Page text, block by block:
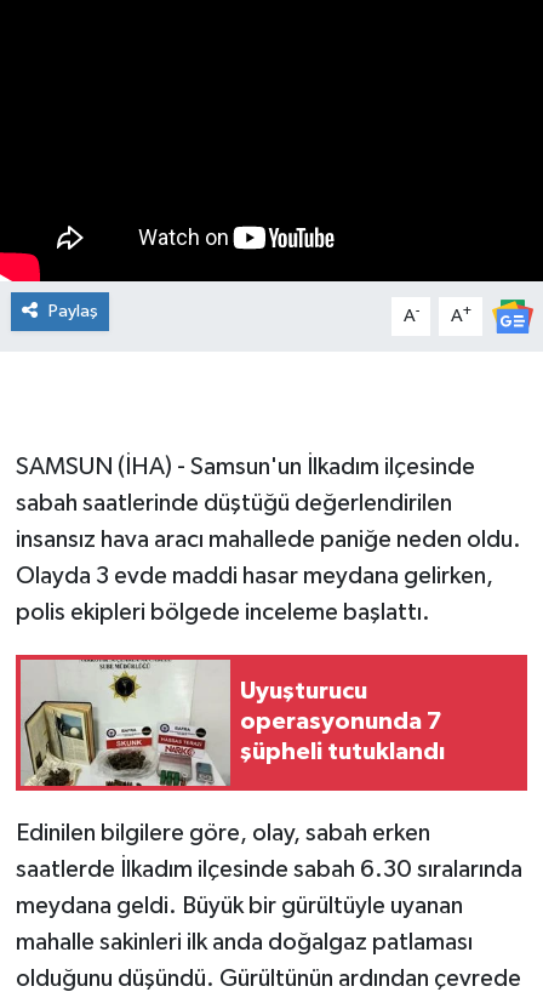
Paylaş A- A+
SAMSUN (İHA) - Samsun'un İlkadım ilçesinde
sabah saatlerinde düştüğü değerlendirilen
insansız hava aracı mahallede paniğe neden oldu.
Olayda 3 evde maddi hasar meydana gelirken,
polis ekipleri bölgede inceleme başlattı.
Uyuşturucu
operasyonunda 7
şüpheli tutuklandı
Edinilen bilgilere göre, olay, sabah erken
saatlerde İlkadım ilçesinde sabah 6.30 sıralarında
meydana geldi. Büyük bir gürültüyle uyanan
mahalle sakinleri ilk anda doğalgaz patlaması
olduğunu düşündü. Gürültünün ardından çevrede